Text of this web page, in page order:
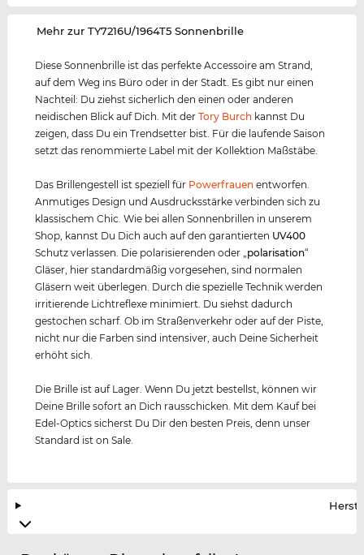
‌Mehr zur TY7216U/1964T5 Sonnenbrille
Diese Sonnenbrille ist das perfekte Accessoire am Strand,
auf dem Weg ins Büro oder in der Stadt. Es gibt nur einen
Nachteil: Du ziehst sicherlich den einen oder anderen
neidischen Blick auf Dich. Mit derTory Burch kannst Du
zeigen, dass Du ein Trendsetter bist. Für die laufende Saison
setzt das renommierte Label mit der Kollektion Maßstäbe.
Das Brillengestell ist speziell für Powerfrauen entworfen.
Anmutiges Design und Ausdrucksstärke verbinden sich zu
klassischem Chic. Wie bei allen Sonnenbrillen in unserem
Shop, kannst Du Dich auch auf den garantierten UV400
Schutz verlassen. Die polarisierenden oder „ polarisation“
Gläser, hier standardmäßig vorgesehen, sind normalen
Gläsern weit überlegen. Durch die spezielle Technik werden
irritierende Lichtreflexe minimiert. Du siehst dadurch
gestochen scharf. Ob im Straßenverkehr oder auf der Piste,
nicht nur die Farben sind intensiver, auch Deine Sicherheit
erhöht sich.
Die Brille ist auf Lager. Wenn Du jetzt bestellst, können wir
Deine Brille sofort an Dich rausschicken. Mit dem Kauf bei
Edel-Optics sicherst Du Dir den besten Preis, denn unser
Standard ist on Sale.